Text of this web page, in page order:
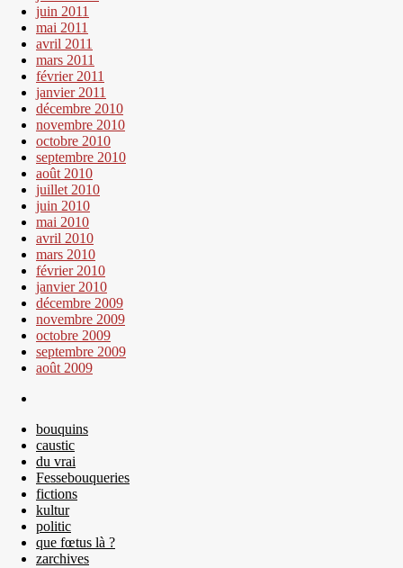
juin 2011
mai 2011
avril 2011
mars 2011
février 2011
janvier 2011
décembre 2010
novembre 2010
octobre 2010
septembre 2010
août 2010
juillet 2010
juin 2010
mai 2010
avril 2010
mars 2010
février 2010
janvier 2010
décembre 2009
novembre 2009
octobre 2009
septembre 2009
août 2009
bouquins
caustic
du vrai
Fessebouqueries
fictions
kultur
politic
que fœtus là ?
zarchives